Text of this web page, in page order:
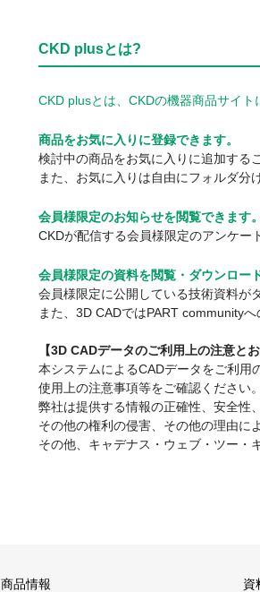
CKD plusとは?
CKD plusとは、CKDの機器商品サイ
商品をお気に入りに登録できます。
検討中の商品をお気に入りに追加する
また、お気に入りは自由にフォルダ
会員様限定のお知らせを閲覧できます
CKDが配信する会員様限定のアンケー
会員様限定の資料を閲覧・ダウンロー
会員様限定に公開している技術資料が
また、3D CADではPART community
【3D CADデータのご利用上の注意と
本システムによるCADデータをご利用
使用上の注意事項等をご確認ください
弊社は提供する情報の正確性、安全性
その他の権利の侵害、その他の理由に
その他、キャデナス・ウェブ・ツー・
商品情報 資